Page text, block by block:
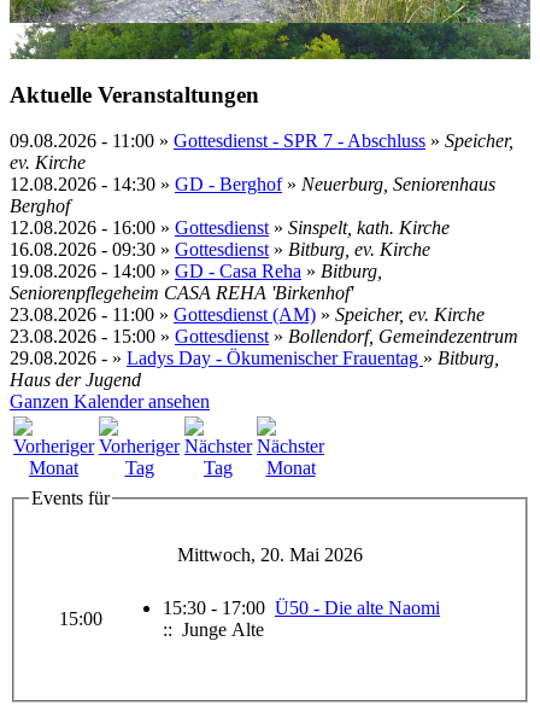
Aktuelle Veranstaltungen
09.08.2026 - 11:00 » Gottesdienst - SPR 7 - Abschluss » Speicher,
ev. Kirche
12.08.2026 - 14:30 » GD - Berghof» Neuerburg, Seniorenhaus
Berghof
12.08.2026 - 16:00 » Gottesdienst» Sinspelt, kath. Kirche
16.08.2026 - 09:30 » Gottesdienst» Bitburg, ev. Kirche
19.08.2026 - 14:00 » GD - Casa Reha » Bitburg,
Seniorenpflegeheim CASA REHA 'Birkenhof'
23.08.2026 - 11:00 » Gottesdienst (AM) » Speicher, ev. Kirche
23.08.2026 - 15:00 » Gottesdienst» Bollendorf, Gemeindezentrum
29.08.2026 - » Ladys Day - Ökumenischer Frauentag » Bitburg,
Haus der Jugend
Ganzen Kalender ansehen
Events für
Mittwoch, 20. Mai 2026
15:00
15:30 - 17:00 Ü50 - Die alte Naomi
:: Junge Alte